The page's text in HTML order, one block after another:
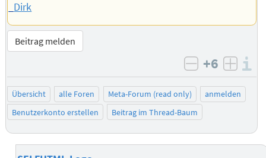
Dirk
Beitrag melden
negativ
+6
Übersicht alle Foren Meta-Forum (read only)
anmelden
Benutzerkonto erstellen
Beitrag im Thread-Baum